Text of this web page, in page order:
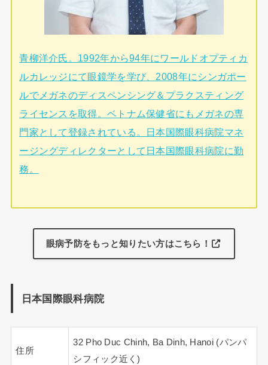
青柳洋介氏。1992年から94年にワールドオプティカ
ルカレッジにて眼鏡学を学び、2008年にシンガポー
ルでメガネのディスペンシング＆プラクスティング
ライセンスを取得。ベトナム保健省にもメガネの専
門家として登録されている。日本国際眼科病院マネ
ージングディレクターとして日本国際眼科病院に勤
務。
眼病予防をもっと知りたい方はこちら！
日本国際眼科病院
住所
32 Pho Duc Chinh, Ba Dinh, Hanoi (パンパ
シフィック近く)